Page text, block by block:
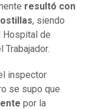
resultó con
, siendo
Hospital de
inspector
se supo que
por la